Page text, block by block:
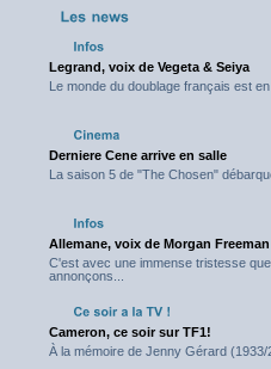
Legrand, voix de Vegeta & Seiya
Le monde du doublage français est en
Derniere Cene arrive en salle
La saison 5 de "The Chosen"
Allemane, voix de Morgan Freeman
C'est avec une immense tristesse
annonçons...
Cameron, ce soir sur TF1!
À la mémoire de Jenny Gérard (1933/